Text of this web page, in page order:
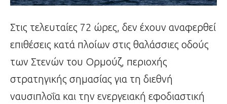
Στις τελευταίες 72 ώρες, δεν έχουν αναφερθεί
επιθέσεις κατά πλοίων στις θαλάσσιες οδούς
των Στενών του Ορμούζ, περιοχής
στρατηγικής σημασίας για τη διεθνή
ναυσιπλοΐα και την ενεργειακή εφοδιαστική